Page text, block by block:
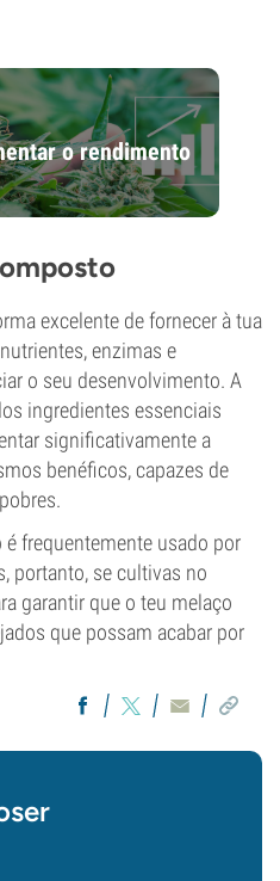
o rendimento
excelente de fornecer à tua
enzimas e
o seu desenvolvimento. A
ingredientes essenciais
significativamente a
benéficos, capazes de
frequentemente usado por
portanto, se cultivas no
garantir que o teu melaço
que possam acabar por